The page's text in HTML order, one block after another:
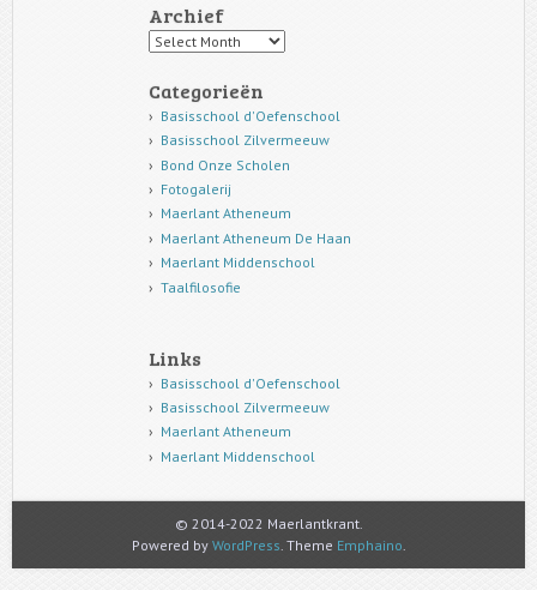
Archief
Archief
Categorieën
Basisschool d'Oefenschool
Basisschool Zilvermeeuw
Bond Onze Scholen
Fotogalerij
Maerlant Atheneum
Maerlant Atheneum De Haan
Maerlant Middenschool
Taalfilosofie
Links
Basisschool d'Oefenschool
Basisschool Zilvermeeuw
Maerlant Atheneum
Maerlant Middenschool
© 2014-2022 Maerlantkrant.
Powered by WordPress . Theme Emphaino